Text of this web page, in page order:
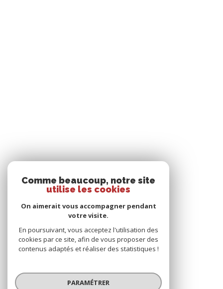
Comme beaucoup, notre site
utilise les cookies
On aimerait vous accompagner pendant
votre visite.
En poursuivant, vous acceptez l'utilisation des
cookies par ce site, afin de vous proposer des
contenus adaptés et réaliser des statistiques !
PARAMÉTRER